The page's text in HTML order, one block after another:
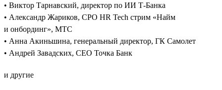
• Виктор Тарнавский, директор по ИИ Т-Банка
• Александр Жариков, CPO HR Tech стрим «Найм
и онбординг», МТС
• Анна Акиньшина, генеральный директор, ГК Самолет
• Андрей Завадских, СЕО Точка Банк
и другие